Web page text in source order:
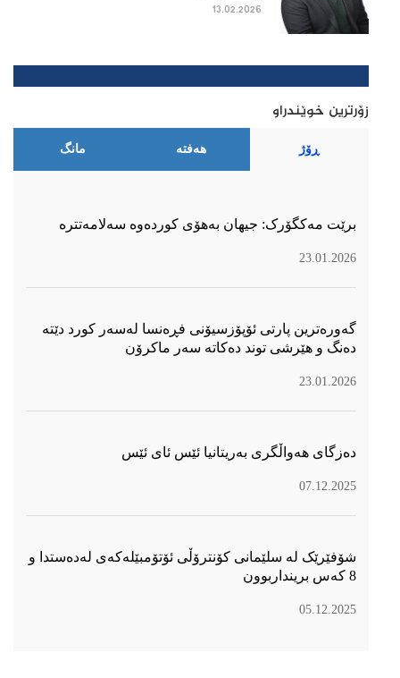
13.02.2026
زۆرترین خوێندراو
ڕۆژ هەفتە مانگ
برێت مەکگۆرک: جیهان بەهۆی کوردەوە سەلامەتترە
23.01.2026
گەورەترین پارتی ئۆپۆزسیۆنی فڕەنسا لەسەر كورد دێتە
دەنگ و هێرشی توند دەكاتە سەر ماكرۆن
23.01.2026
دەزگای هەواڵگری بەریتانیا ئێس ئای ئێس
07.12.2025
شۆفێرێک لە سلێمانی کۆنترۆڵی ئۆتۆمبێلەکەی لەدەستدا و
8 کەس برینداربوون
05.12.2025